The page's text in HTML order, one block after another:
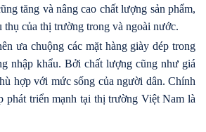
tăng và nâng cao chất lượng sản phẩm,
thụ của thị trường trong và ngoài nước.
ưa chuộng các mặt hàng giày dép trong
nhập khẩu. Bởi chất lượng cũng như giá
hợp với mức sống của người dân. Chính
phát triển mạnh tại thị trường Việt Nam là